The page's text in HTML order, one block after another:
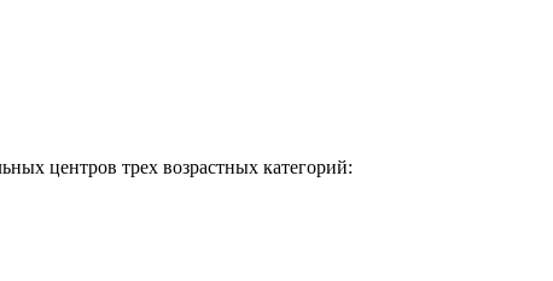
центров трех возрастных категорий: